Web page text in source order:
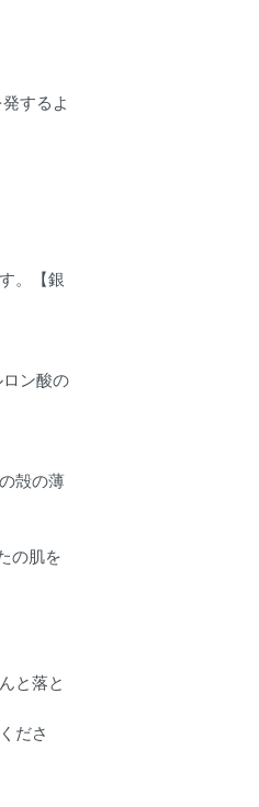
するよ
。【銀
ン酸の
殻の薄
の肌を
と落と
ださ